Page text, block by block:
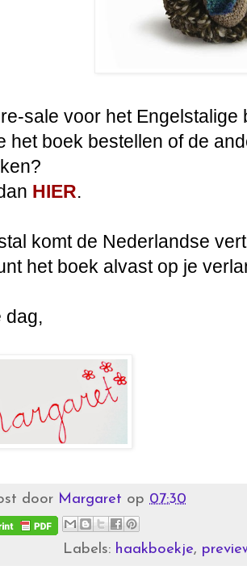
sale voor het Engelstalige
het boek bestellen of de
HIER.
komt de Nederlandse
het boek alvast op je
dag,
door Margaret op 07:30
Labels: haakboekje,